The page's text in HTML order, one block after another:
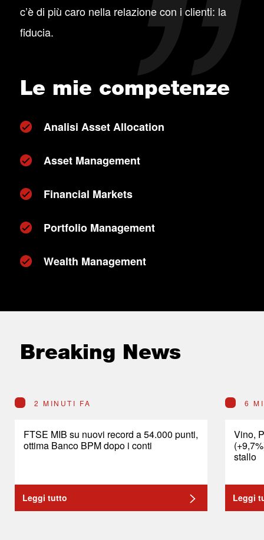
c’è di più caro nella relazione con i clienti: la
fiducia.
Le mie competenze
Analisi Asset Allocation
Asset Management
Financial Markets
Portfolio Management
Wealth Management
Breaking News
2 MINUTI FA
FTSE MIB su nuovi record a 54.000 punti,
ottima Banco BPM dopo i conti
Leggi tutto
6
Vino,
stallo
Leggi